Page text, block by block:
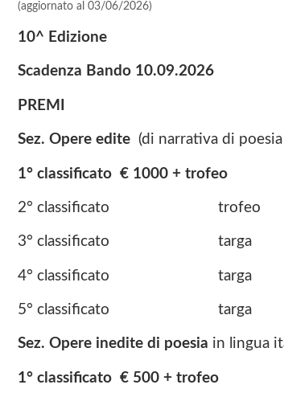
(aggiornato al 03/06/2026)
10^ Edizione
Scadenza Bando 10.09.2026
PREMI
Sez. Opere edite (di narrativa di
1° classificato € 1000 + trofeo
2° classificato trofeo
3° classificato targa
4° classificato targa
5° classificato targa
Sez. Opere inedite di poesia in lingua
1° classificato € 500 + trofeo